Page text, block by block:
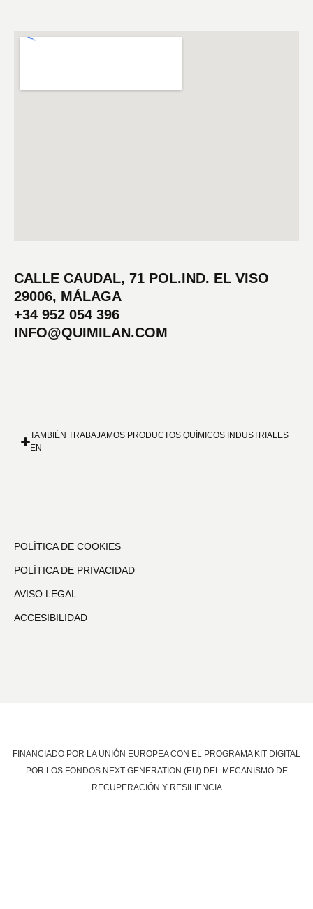
CALLE CAUDAL, 71 POL.IND. EL VISO
29006, MÁLAGA
+34 952 054 396
INFO@QUIMILAN.COM
TAMBIÉN TRABAJAMOS PRODUCTOS QUÍMICOS INDUSTRIALES
EN
POLÍTICA DE COOKIES
POLÍTICA DE PRIVACIDAD
AVISO LEGAL
ACCESIBILIDAD
FINANCIADO POR LA UNIÓN EUROPEA CON EL PROGRAMA KIT DIGITAL
POR LOS FONDOS NEXT GENERATION (EU) DEL MECANISMO DE
RECUPERACIÓN Y RESILIENCIA